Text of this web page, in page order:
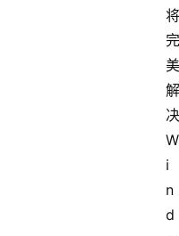
将
完
美
解
决
W
i
n
d